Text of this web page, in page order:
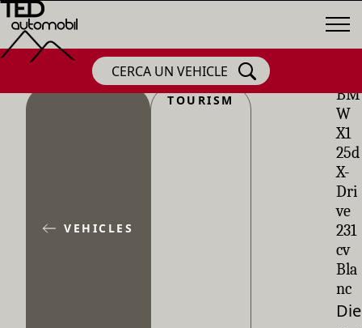
CERCA UN VEHICLE
VEHICLES
TOURISM
BM
W
X1
25d
X-
Dri
ve
231
cv
Bla
nc